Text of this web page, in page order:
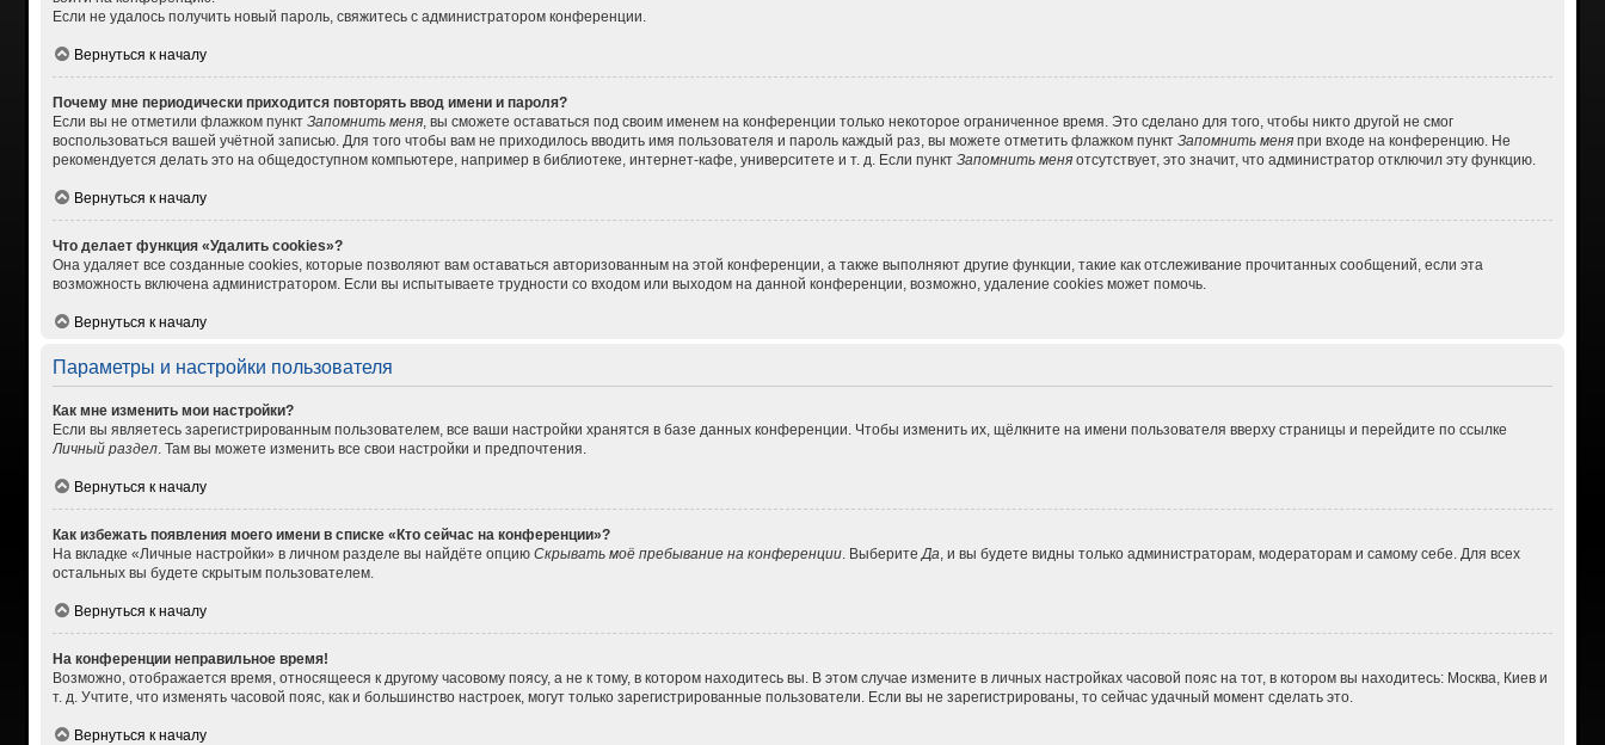
Если не удалось получить новый пароль, свяжитесь с администратором конференции.
Вернуться к началу
Почему мне периодически приходится повторять ввод имени и пароля?
Если вы не отметили флажком пункт Запомнить меня, вы сможете оставаться под своим именем на конференции только некоторое ограниченное время. Это сделано для того, чтобы никто другой не смог
воспользоваться вашей учётной записью. Для того чтобы вам не приходилось вводить имя пользователя и пароль каждый раз, вы можете отметить флажком пункт Запомнить меняпри входе на конференцию. Не
рекомендуется делать это на общедоступном компьютере, например в библиотеке, интернет-кафе, университете и т. д. Если пункт Запомнить меняотсутствует, это значит, что администратор отключил эту функцию.
Вернуться к началу
Что делает функция «Удалить cookies»?
Она удаляет все созданные cookies, которые позволяют вам оставаться авторизованным на этой конференции, а также выполняют другие функции, такие как отслеживание прочитанных сообщений, если эта
возможность включена администратором. Если вы испытываете трудности со входом или выходом на данной конференции, возможно, удаление cookies может помочь.
Вернуться к началу
Параметры и настройки пользователя
Как мне изменить мои настройки?
Если вы являетесь зарегистрированным пользователем, все ваши настройки хранятся в базе данных конференции. Чтобы изменить их, щёлкните на имени пользователя вверху страницы и перейдите по ссылке
Личный раздел. Там вы можете изменить все свои настройки и предпочтения.
Вернуться к началу
Как избежать появления моего имени в списке «Кто сейчас на конференции»?
На вкладке «Личные настройки» в личном разделе вы найдёте опцию Скрывать моё пребывание на конференции. Выберите Да , и вы будете видны только администраторам, модераторам и самому себе. Для всех
остальных вы будете скрытым пользователем.
Вернуться к началу
На конференции неправильное время!
Возможно, отображается время, относящееся к другому часовому поясу, а не к тому, в котором находитесь вы. В этом случае измените в личных настройках часовой пояс на тот, в котором вы находитесь: Москва, Киев и
т. д. Учтите, что изменять часовой пояс, как и большинство настроек, могут только зарегистрированные пользователи. Если вы не зарегистрированы, то сейчас удачный момент сделать это.
Вернуться к началу